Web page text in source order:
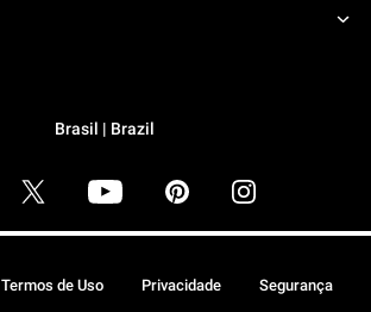
Brasil | Brazil
Termos de Uso Privacidade Segurança